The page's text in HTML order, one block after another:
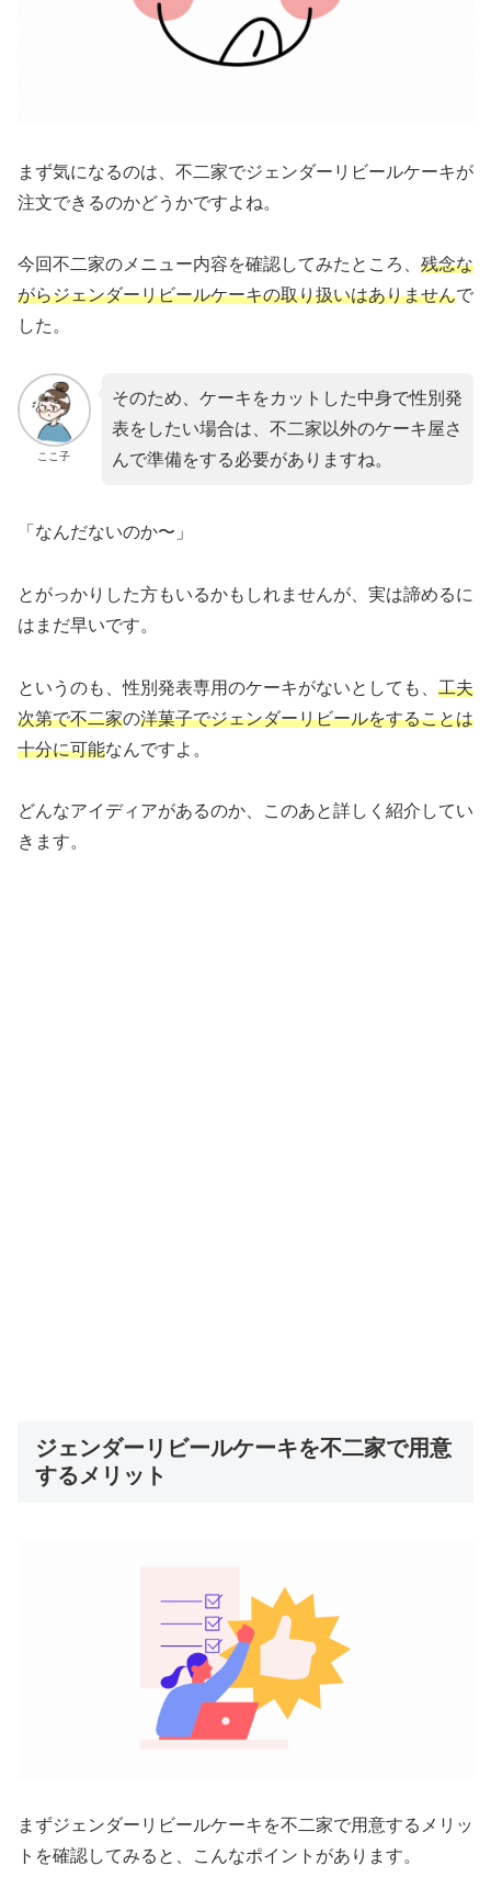
まず気になるのは、不二家でジェンダーリビールケーキが
注文できるのかどうかですよね。
今回不二家のメニュー内容を確認してみたところ、 残念な
がらジェンダーリビールケーキの取り扱いはありませんで
した。
ここ子
そのため、ケーキをカットした中身で性別発
表をしたい場合は、不二家以外のケーキ屋さ
んで準備をする必要がありますね。
「なんだないのか〜」
とがっかりした方もいるかもしれませんが、実は諦めるに
はまだ早いです。
というのも、性別発表専用のケーキがないとしても、 工夫
次第で不二家の洋菓子でジェンダーリビールをすることは
十分に可能なんですよ。
どんなアイディアがあるのか、このあと詳しく紹介してい
きます。
ジェンダーリビールケーキを不二家で用意
するメリット
まずジェンダーリビールケーキを不二家で用意するメリッ
トを確認してみると、こんなポイントがあります。